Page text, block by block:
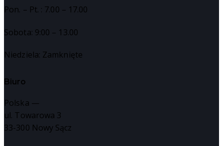
Pon. – Pt. : 7.00 – 17.00
Sobota: 9:00 – 13.00
Niedziela: Zamknięte
Biuro
Polska —
ul. Towarowa 3
33-300 Nowy Sącz